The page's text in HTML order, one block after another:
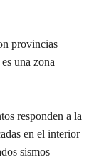
provincias
una zona
responden a la
en el interior
sismos